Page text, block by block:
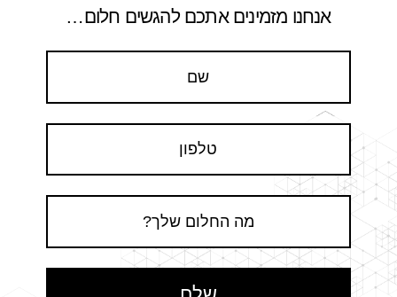
אנחנו מזמינים אתכם להגשים חלום…